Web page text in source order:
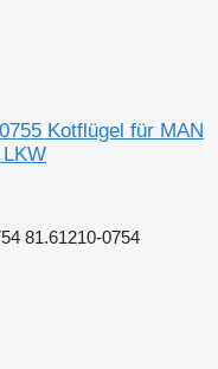
Kotflügel für MAN
81.61210-0754